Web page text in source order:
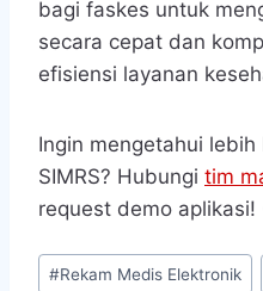
bagi faskes untuk
secara cepat dan
efisiensi layanan
Ingin mengetahui
SIMRS? Hubungi tim
request demo aplikasi!
Post
#Rekam Medis Elektronik